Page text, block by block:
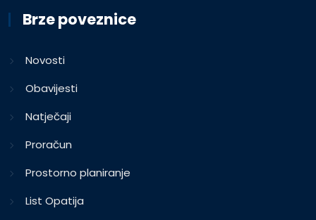
Brze poveznice
Novosti
Obavijesti
Natječaji
Proračun
Prostorno planiranje
List Opatija